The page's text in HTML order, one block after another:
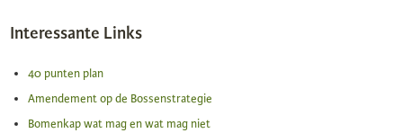
Interessante Links
40 punten plan
Amendement op de Bossenstrategie
Bomenkap wat mag en wat mag niet